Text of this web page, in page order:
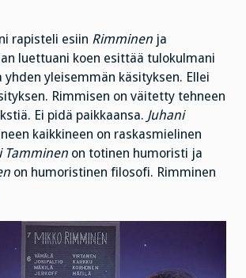
rapisteli esiin Rimminen ja
luettuani koen esittää tulokulmani
yleisemmän käsityksen. Ellei
Rimmisen on väitetty tehneen
Ei pidä paikkaansa. Juhani
kaikkineen on raskasmielinen
Tamminen on totinen humoristi ja
on humoristinen filosofi. Rimminen